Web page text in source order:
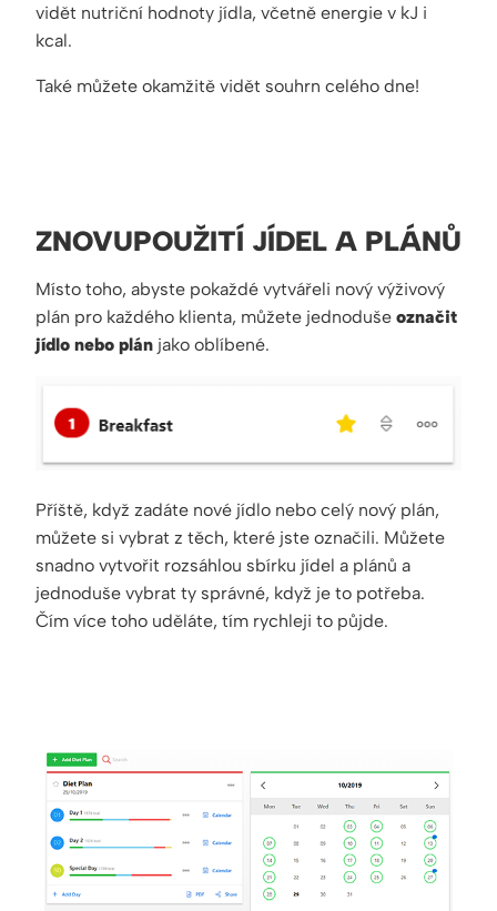
vidět nutriční hodnoty jídla, včetně energie v kJ i
kcal.
Také můžete okamžitě vidět souhrn celého dne!
ZNOVUPOUŽITÍ JÍDEL A PLÁNŮ
Místo toho, abyste pokaždé vytvářeli nový výživový
plán pro každého klienta, můžete jednoduše označit
jídlo nebo plán jako oblíbené.
Příště, když zadáte nové jídlo nebo celý nový plán,
můžete si vybrat z těch, které jste označili. Můžete
snadno vytvořit rozsáhlou sbírku jídel a plánů a
jednoduše vybrat ty správné, když je to potřeba.
Čím více toho uděláte, tím rychleji to půjde.